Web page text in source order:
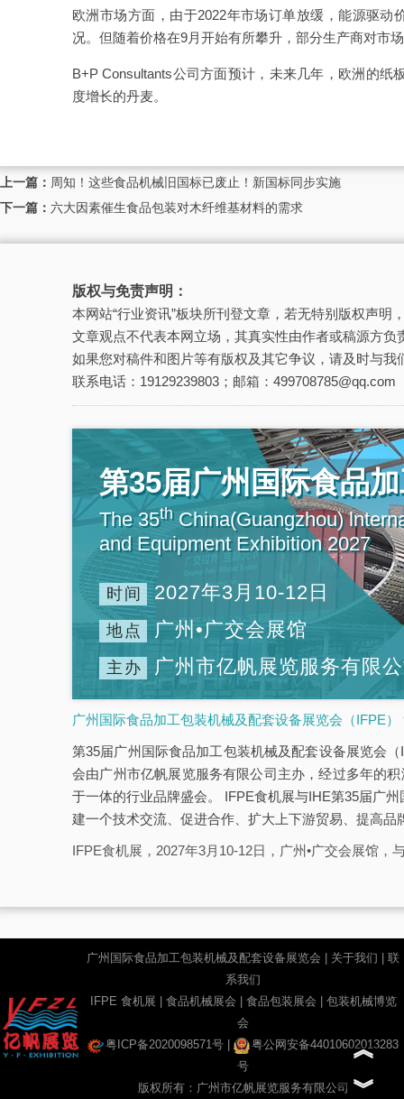
欧洲市场方面，由于2022年市场订单放缓，能源驱
况。但随着价格在9月开始有所攀升，部分生产商对市
B+P Consultants公司方面预计，未来几年，欧洲的
度增长的丹麦。
上一篇： 周知！这些食品机械旧国标已废止！新国标同步实施
下一篇： 六大因素催生食品包装对木纤维基材料的需求
版权与免责声明：
本网站“行业资讯”板块所刊登文章，若无特别版权声明
文章观点不代表本网立场，其真实性由作者或稿源方负
如果您对稿件和图片等有版权及其它争议，请及时与
联系电话：19129239803；邮箱：499708785@qq.com
第35届广州国际食品
The 35thChina(Guangzhou)
and Equipment Exhibition 2027
时间 2027年3月10-12日
地点 广州•广交会展馆
主办 广州市亿帆展览服务有限
广州国际食品加工包装机械及配套设备展览会（IFPE）
第35届广州国际食品加工包装机械及配套设备展览会
会由广州市亿帆展览服务有限公司主办，经过多年的
于一体的行业品牌盛会。 IFPE食机展与IHE第35届广
建一个技术交流、促进合作、扩大上下游贸易、提高
IFPE食机展，2027年3月10-12日，广州•广交会展馆，
广州国际食品加工包装机械及配套设备展览会 | 关于我们
联
系我们
IFPE 食机展 | 食品机械展会 | 食品包装展会 | 包装机械博览
会
粤ICP备2020098571号
粤公网安备44010602013283
号
版权所有：广州市亿帆展览服务有限公司
︽
︾